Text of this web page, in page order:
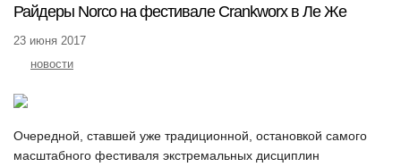
Райдеры Norco на фестивале Crankworx в Ле Же
23 июня 2017
новости
Очередной, ставшей уже традиционной, остановкой самого
масштабного фестиваля экстремальных дисциплин